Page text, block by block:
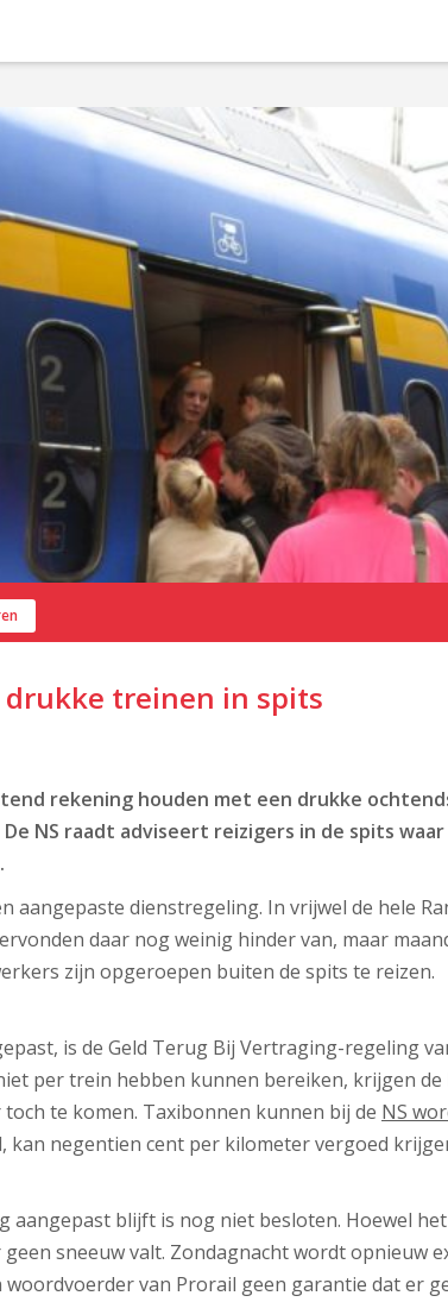
drukke treinen in spits
rekening houden met een drukke
NS raadt adviseert reizigers in de spits
aangepaste dienstregeling. In vrijwel de hele
daar nog weinig hinder van, maar
zijn opgeroepen buiten de spits te reizen.
is de Geld Terug Bij Vertraging-regeling
per trein hebben kunnen bereiken, krijgen
te komen. Taxibonnen kunnen bij de NS
kan negentien cent per kilometer vergoed
aangepast blijft is nog niet besloten. Hoewel
sneeuw valt. Zondagnacht wordt opnieuw
woordvoerder van Prorail geen garantie dat er